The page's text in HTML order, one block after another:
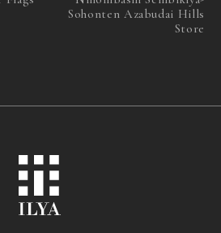
Sohonten Azabudai Hills
Store